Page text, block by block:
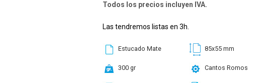
Todos los precios incluyen IVA.
Las tendremos listas en 3h.
Estucado Mate 85x55 mm
300 gr Cantos Romos